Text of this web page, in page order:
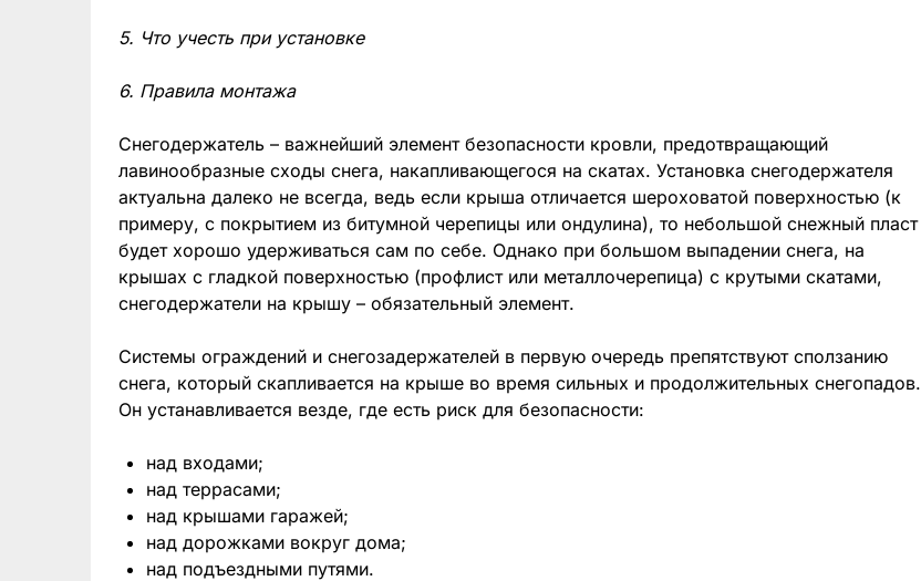
5. Что учесть при установке
6. Правила монтажа
Снегодержатель – важнейший элемент безопасности кровли, предотвращающий
лавинообразные сходы снега, накапливающегося на скатах. Установка снегодержателя
актуальна далеко не всегда, ведь если крыша отличается шероховатой поверхностью (к
примеру, с покрытием из битумной черепицы или ондулина), то небольшой снежный пласт
будет хорошо удерживаться сам по себе. Однако при большом выпадении снега, на
крышах с гладкой поверхностью (профлист или металлочерепица) с крутыми скатами,
снегодержатели на крышу – обязательный элемент.
Системы ограждений и снегозадержателей в первую очередь препятствуют сползанию
снега, который скапливается на крыше во время сильных и продолжительных снегопадов.
Он устанавливается везде, где есть риск для безопасности:
над входами;
над террасами;
над крышами гаражей;
над дорожками вокруг дома;
над подъездными путями.